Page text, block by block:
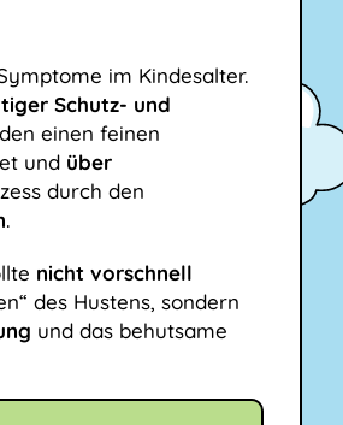
im Kindesalter.
Schutz- und
einen feinen
und über
durch den
.
nicht vorschnell
des Hustens, sondern
und das behutsame